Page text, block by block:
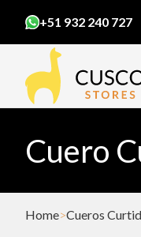
+51 932 240 727
Cuero
Home Cueros